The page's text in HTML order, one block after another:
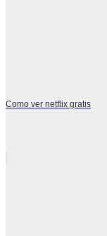
Como ver netflix gratis